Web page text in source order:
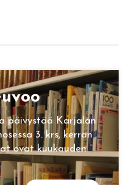
päivystää Karjalan
3. krs, kerran
ovat kuukauden